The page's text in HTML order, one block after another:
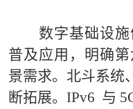
数字基础设施
普及应用，明确第
景需求。北斗系统
断拓展。 IPv6 与 5